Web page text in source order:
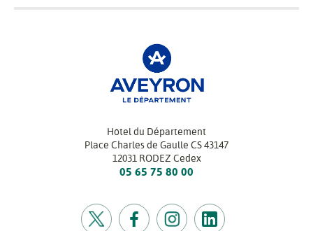
Hôtel du Département
Place Charles de Gaulle CS 43147
12031 RODEZ Cedex
05 65 75 80 00